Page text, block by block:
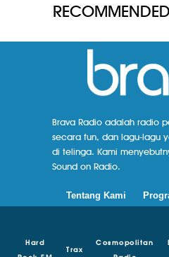
Brava Radio adalah radio
secara fun, dan lagu-lagu
di telinga. Kami
Sound on Radio.
Tentang Kami
Hard
Trax
Cosmopolitan